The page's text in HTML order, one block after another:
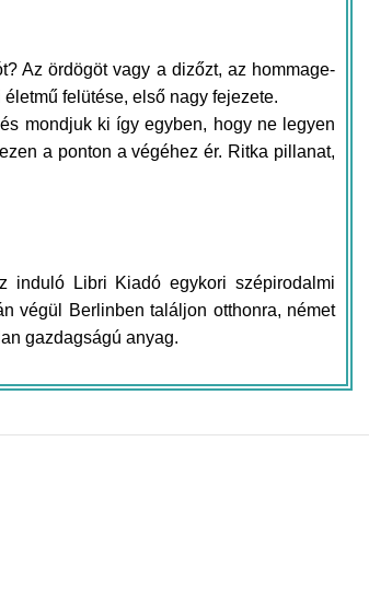
Az ördögöt vagy a dizőzt, az hommage-
felütése, első nagy fejezete.
mondjuk ki így egyben, hogy ne legyen
a ponton a végéhez ér. Ritka pillanat,
induló Libri Kiadó egykori szépirodalmi
végül Berlinben találjon otthonra, német
gazdagságú anyag.